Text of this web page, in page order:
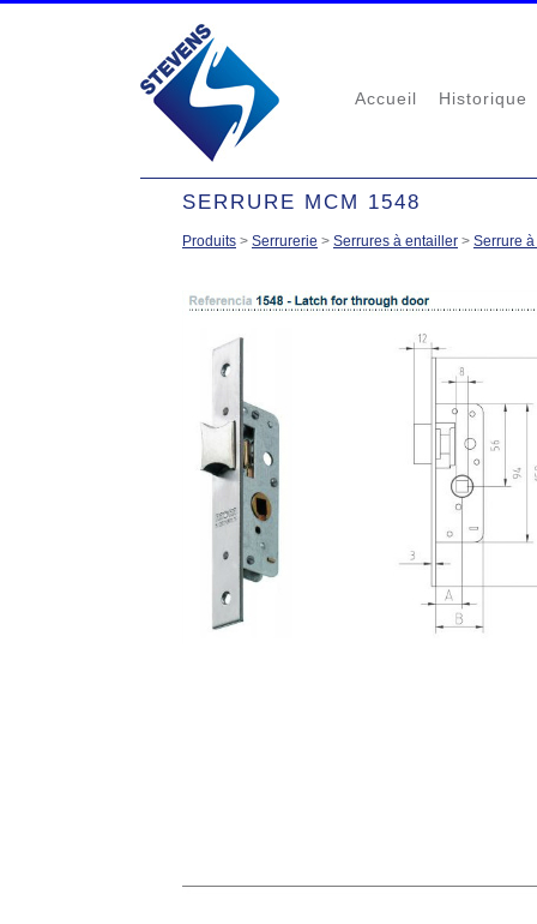
Accueil Historique
SERRURE MCM 1548
Produits > Serrurerie > Serrures à entailler > Serrure